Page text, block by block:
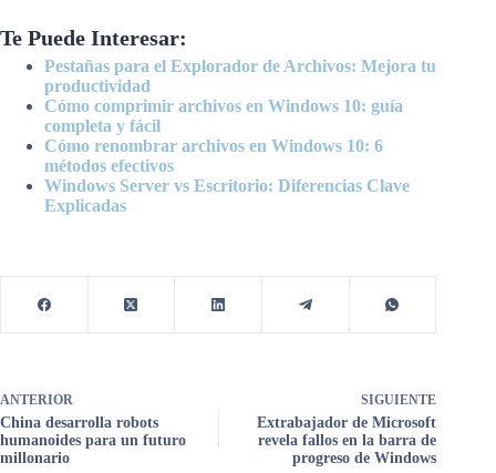
Te Puede Interesar:
Pestañas para el Explorador de Archivos: Mejora tu
productividad
Cómo comprimir archivos en Windows 10: guía
completa y fácil
Cómo renombrar archivos en Windows 10: 6
métodos efectivos
Windows Server vs Escritorio: Diferencias Clave
Explicadas
ANTERIOR
China desarrolla robots
humanoides para un futuro
millonario
SIGUIENTE
Extrabajador de Microsoft
revela fallos en la barra de
progreso de Windows